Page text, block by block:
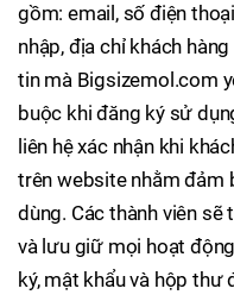
gồm: email, số điện
nhập, địa chỉ khách
tin mà Bigsizemol.com
buộc khi đăng ký sử
liên hệ xác nhận khi
trên website nhằm đảm
dùng. Các thành viên
và lưu giữ mọi hoạt
ký, mật khẩu và hộp thư